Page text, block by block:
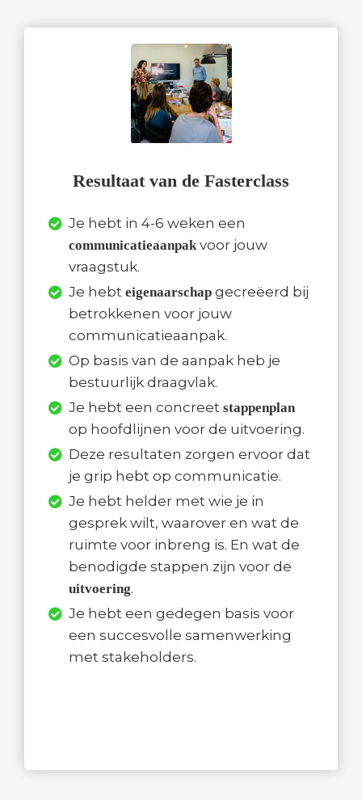
Resultaat van de Fasterclass
Je hebt in 4-6 weken een
communicatieaanpakvoor jouw
vraagstuk.
Je hebt eigenaarschap gecreëerd bij
betrokkenen voor jouw
communicatieaanpak.
Op basis van de aanpak heb je
bestuurlijk draagvlak.
Je hebt een concreet stappenplan
op hoofdlijnen voor de uitvoering.
Deze resultaten zorgen ervoor dat
je grip hebt op communicatie.
Je hebt helder met wie je in
gesprek wilt, waarover en wat de
ruimte voor inbreng is. En wat de
benodigde stappen zijn voor de
uitvoering.
Je hebt een gedegen basis voor
een succesvolle samenwerking
met stakeholders.